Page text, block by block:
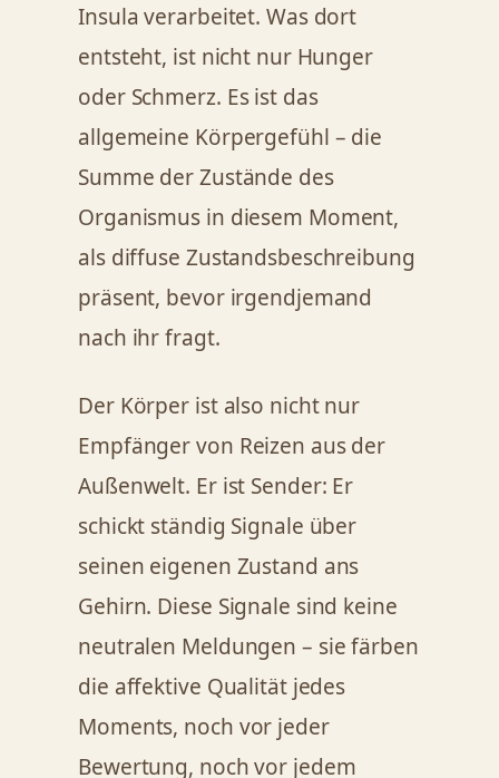
Insula verarbeitet. Was dort
entsteht, ist nicht nur Hunger
oder Schmerz. Es ist das
allgemeine Körpergefühl – die
Summe der Zustände des
Organismus in diesem Moment,
als diffuse Zustandsbeschreibung
präsent, bevor irgendjemand
nach ihr fragt.
Der Körper ist also nicht nur
Empfänger von Reizen aus der
Außenwelt. Er ist Sender: Er
schickt ständig Signale über
seinen eigenen Zustand ans
Gehirn. Diese Signale sind keine
neutralen Meldungen – sie färben
die affektive Qualität jedes
Moments, noch vor jeder
Bewertung, noch vor jedem